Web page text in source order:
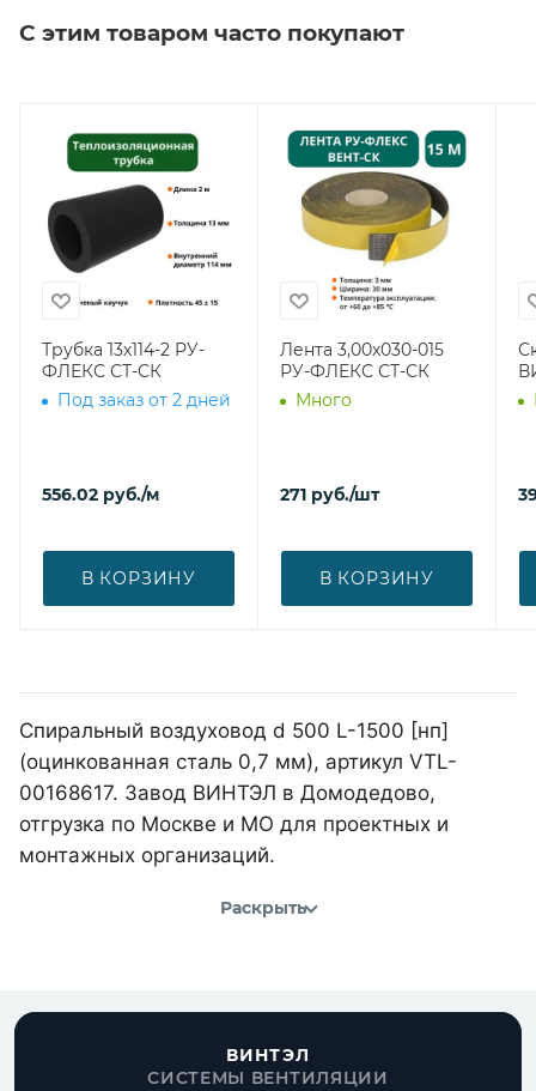
С этим товаром часто покупают
Трубка 13х114-2 РУ-
ФЛЕКС СТ-СК
Под заказ от 2 дней
556.02 руб./м
В КОРЗИНУ
Лента 3,00х030-015
РУ-ФЛЕКС СТ-СК
Много
271 руб./шт
В КОРЗИНУ
Спиральный воздуховод d 500 L-1500 [нп]
(оцинкованная сталь 0,7 мм), артикул VTL-
00168617. Завод ВИНТЭЛ в Домодедово,
отгрузка по Москве и МО для проектных и
монтажных организаций.
Раскрыть
ВИНТЭЛ
СИСТЕМЫ ВЕНТИЛЯЦИИ